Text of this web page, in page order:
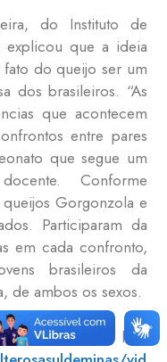
do Instituto de
explicou que a ideia
fato do queijo ser um
dos brasileiros. “As
que acontecem
entre pares
que segue um
Conforme
Gorgonzola e
Participaram da
em cada confronto,
brasileiros da
de ambos os sexos.
pelo link: